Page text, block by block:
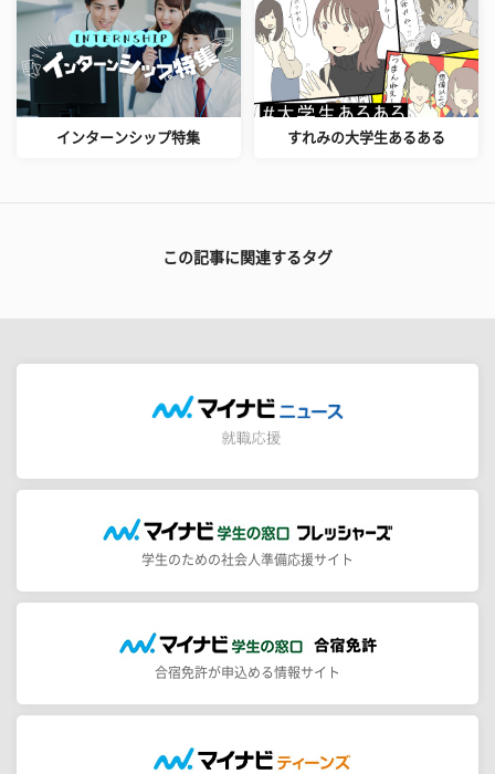
インターンシップ特集 すれみの大学生あるある
この記事に関連するタグ
学生のための社会人準備応援サイト
合宿免許が申込める情報サイト